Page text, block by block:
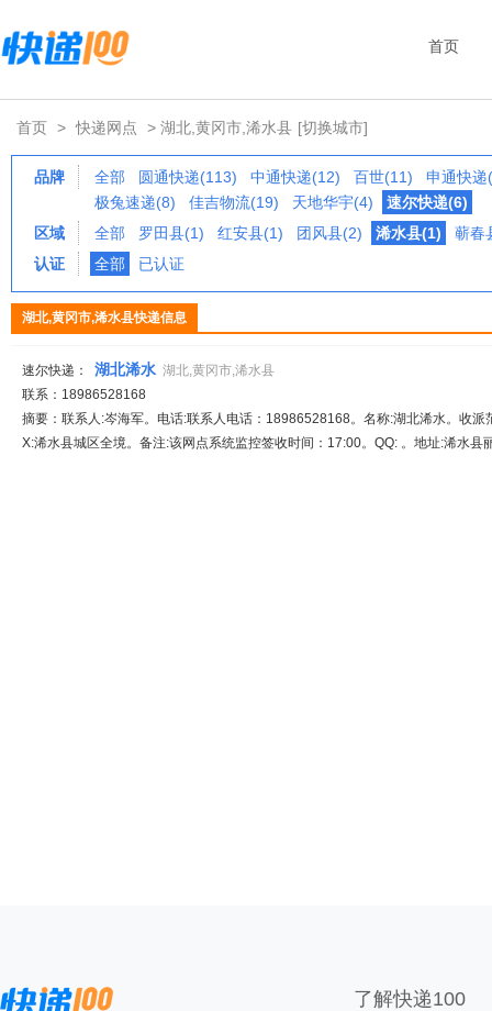
首页
首页 > 快递网点 > 湖北,黄冈市,浠水县 [切换城市]
品牌 全部 圆通快递(113) 中通快递(12) 百世(11)
申通快递
极兔速递(8)
佳吉物流(19) 天地华宇(4)
速尔快递(6)
区域
全部 罗田县(1) 红安县(1) 团风县(2) 浠水县(1)
蕲春
认证
全部 已认证
湖北,黄冈市,浠水县快递信息
速尔快递： 湖北浠水 湖北,黄冈市,浠水县
联系：18986528168
摘要：联系人:岑海军。电话:联系人电话：18986528168。名称:湖北浠水。收派
X:浠水县城区全境。备注:该网点系统监控签收时间：17:00。QQ: 。地址:浠水
了解快递100